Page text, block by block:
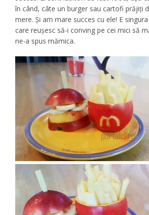
în când, câte un burger sau cartofi prăjiți
mere. Și am mare succes cu ele! E
care reușesc să-i conving pe cei mici să
ne-a spus mămica.